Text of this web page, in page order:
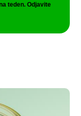
teden. Odjavite